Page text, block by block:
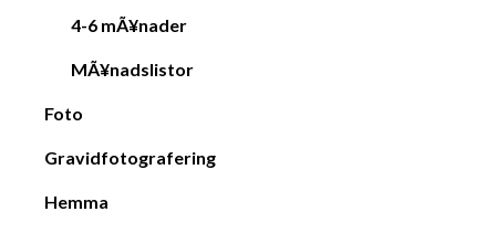
4-6 mÃ¥nader
MÃ¥nadslistor
Foto
Gravidfotografering
Hemma